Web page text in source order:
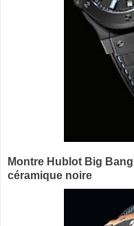
Montre Hublot Big
céramique noire